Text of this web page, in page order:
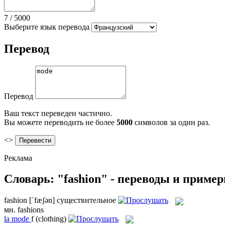
7 / 5000
Выберите язык перевода
Перевод
Перевод
Ваш текст переведен частично.
Вы можете переводить не более 5000 символов за один раз.
<>
Реклама
Словарь: "fashion" - переводы и
fashion [ˈfæʃən] существительное
мн. fashions
la mode f (clothing)